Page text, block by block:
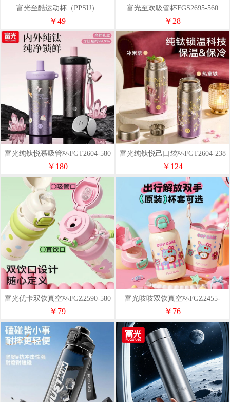
富光至酷运动杯（PPSU）
FGU2676-700
￥49
富光至欢吸管杯FGS2695-560
￥28
富光纯钛悦慕吸管杯FGT2604-580
￥180
富光纯钛悦己口袋杯FGT2604-238
￥124
富光优卡双饮真空杯FGZ2590-580
￥79
富光吱吱双饮真空杯FGZ2455-
560（不含杯套）
￥76